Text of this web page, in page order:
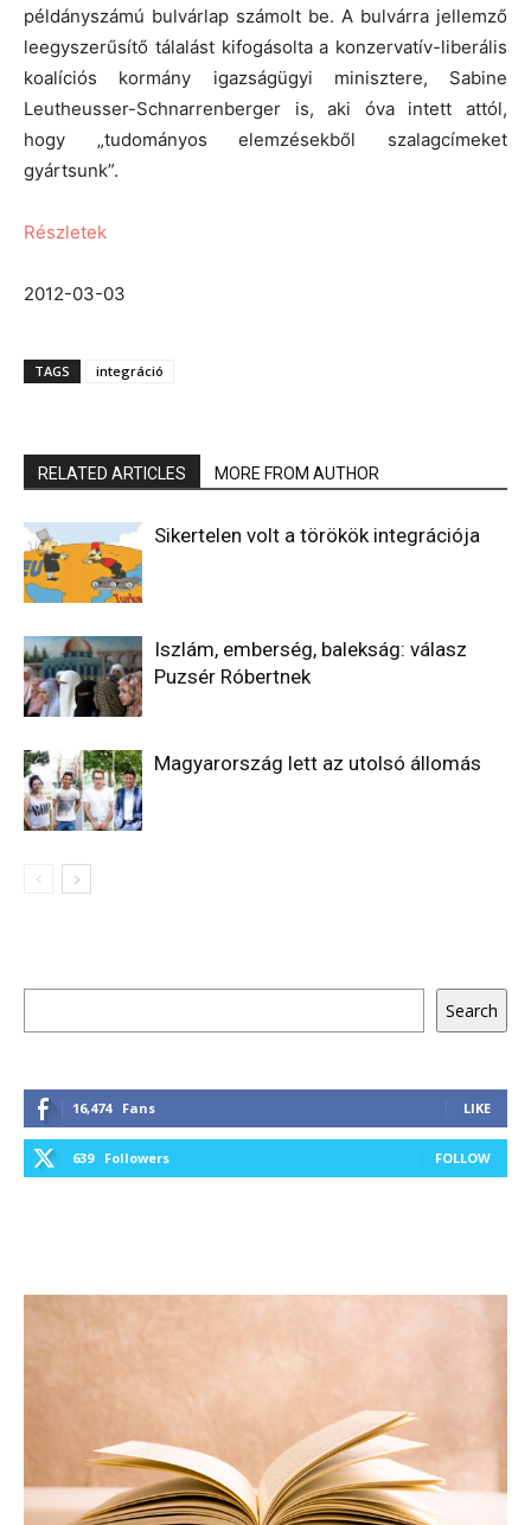
példányszámú bulvárlap számolt be. A bulvárra jellemző
leegyszerűsítő tálalást kifogásolta a konzervatív-liberális
koalíciós kormány igazságügyi minisztere, Sabine
Leutheusser-Schnarrenberger is, aki óva intett attól,
hogy „tudományos elemzésekből szalagcímeket
gyártsunk”.
Részletek
2012-03-03
TAGS integráció
RELATED ARTICLES MORE FROM AUTHOR
Sikertelen volt a törökök integrációja
Iszlám, emberség, balekság: válasz
Puzsér Róbertnek
Magyarország lett az utolsó állomás
Search
16,474 Fans LIKE
639 Followers FOLLOW